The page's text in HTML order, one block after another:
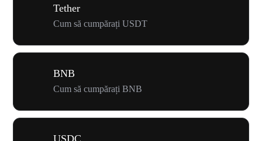
Tether
Cum să cumpărați USDT
BNB
Cum să cumpărați BNB
USDC